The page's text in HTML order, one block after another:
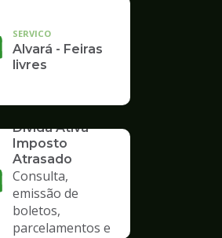
SERVICO
Alvará - Feiras
livres
Dívida Ativa -
Imposto
Atrasado
Consulta,
emissão de
boletos,
parcelamentos e